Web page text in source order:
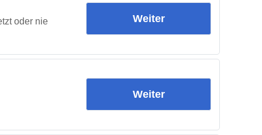
oder nie Weiter
Weiter